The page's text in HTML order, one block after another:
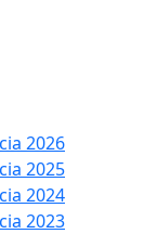
2026
2025
2024
2023